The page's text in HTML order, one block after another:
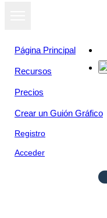
Página Principal
Recursos
Precios
Crear un Guión Gráfico
Registro
Acceder